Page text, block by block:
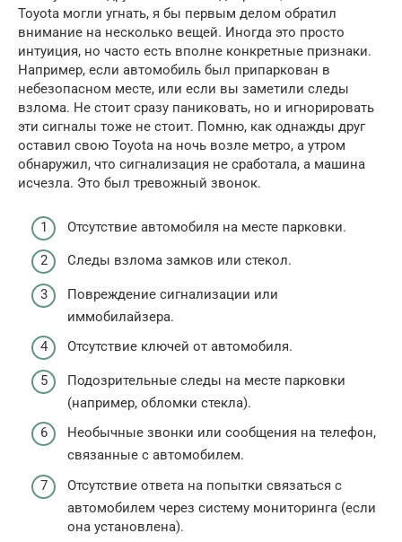
Toyota могли угнать, я бы первым делом обратил
внимание на несколько вещей. Иногда это просто
интуиция, но часто есть вполне конкретные признаки.
Например, если автомобиль был припаркован в
небезопасном месте, или если вы заметили следы
взлома. Не стоит сразу паниковать, но и игнорировать
эти сигналы тоже не стоит. Помню, как однажды друг
оставил свою Toyota на ночь возле метро, а утром
обнаружил, что сигнализация не сработала, а машина
исчезла. Это был тревожный звонок.
Отсутствие автомобиля на месте парковки.
Следы взлома замков или стекол.
Повреждение сигнализации или
иммобилайзера.
Отсутствие ключей от автомобиля.
Подозрительные следы на месте парковки
(например, обломки стекла).
Необычные звонки или сообщения на телефон,
связанные с автомобилем.
Отсутствие ответа на попытки связаться с
автомобилем через систему мониторинга (если
она установлена).